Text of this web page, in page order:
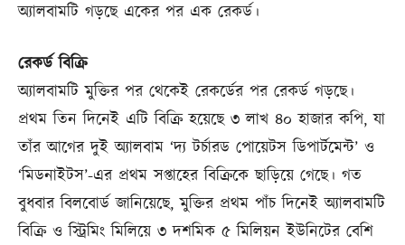
অ্যালবামটি গড়ছে একের পর এক রেকর্ড।
রেকর্ড বিক্রি
অ্যালবামটি মুক্তির পর থেকেই রেকর্ডের পর রেকর্ড গড়ছে।
প্রথম তিন দিনেই এটি বিক্রি হয়েছে ৩ লাখ ৪০ হাজার কপি, যা
তাঁর আগের দুই অ্যালবাম ‘দ্য টর্চারড পোয়েটস ডিপার্টমেন্ট’ ও
‘মিডনাইটস’-এর প্রথম সপ্তাহের বিক্রিকে ছাড়িয়ে গেছে। গত
বুধবার বিলবোর্ড জানিয়েছে, মুক্তির প্রথম পাঁচ দিনেই অ্যালবামটি
বিক্রি ও স্ট্রিমিং মিলিয়ে ৩ দশমিক ৫ মিলিয়ন ইউনিটের বেশি